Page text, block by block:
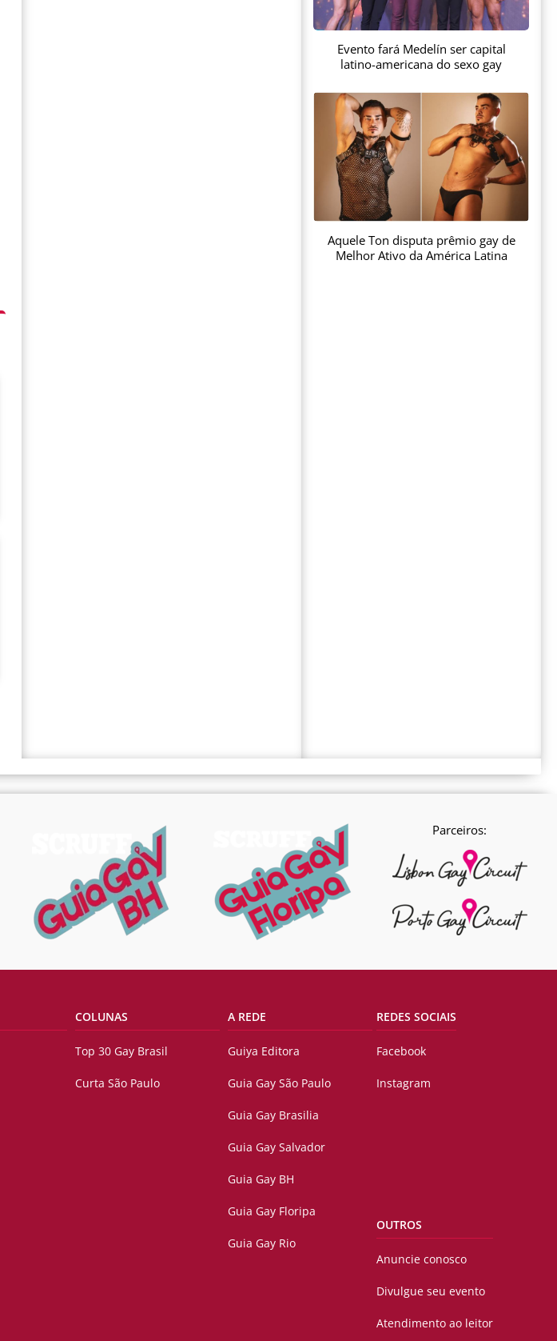
Evento fará Medelín ser capital
latino-americana do sexo gay
Aquele Ton disputa prêmio gay de
Melhor Ativo da América Latina
Parceiros:
COLUNAS
Top 30 Gay Brasil
Curta São Paulo
A REDE
Guiya Editora
Guia Gay São Paulo
Guia Gay Brasilia
Guia Gay Salvador
Guia Gay BH
Guia Gay Floripa
Guia Gay Rio
REDES SOCIAIS
Facebook
Instagram
OUTROS
Anuncie conosco
Divulgue seu evento
Atendimento ao leitor